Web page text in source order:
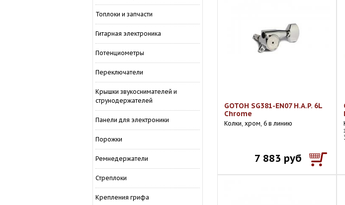
Топлоки и запчасти
Гитарная электроника
Потенциометры
Переключатели
Крышки звукоснимателей и
струнодержателей
Панели для электроники
Порожки
Ремнедержатели
Стреплоки
Крепления грифа
GOTOH SG381-EN07 H.A.P. 6L
Chrome
Колки, хром, 6 в линию
7 883 руб